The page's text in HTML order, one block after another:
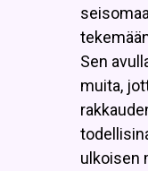
Sen
muita,
ulkoisen